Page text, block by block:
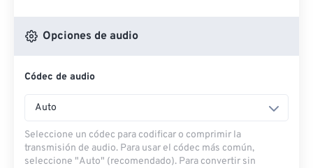
Opciones de audio
Códec de audio
Auto
Seleccione un códec para codificar o comprimir la
transmisión de audio. Para usar el códec más común,
seleccione "Auto" (recomendado). Para convertir sin